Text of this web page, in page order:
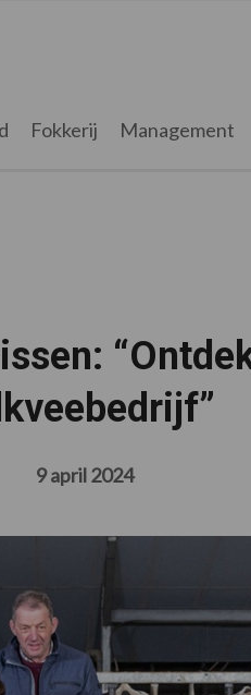
Fokkerij Management
9 april 2024